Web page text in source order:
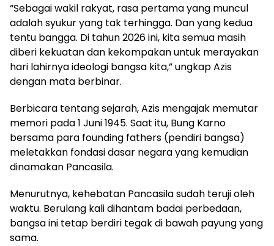
“Sebagai wakil rakyat, rasa pertama yang muncul
adalah syukur yang tak terhingga. Dan yang kedua
tentu bangga. Di tahun 2026 ini, kita semua masih
diberi kekuatan dan kekompakan untuk merayakan
hari lahirnya ideologi bangsa kita,” ungkap Azis
dengan mata berbinar.
Berbicara tentang sejarah, Azis mengajak memutar
memori pada 1 Juni 1945. Saat itu, Bung Karno
bersama para founding fathers (pendiri bangsa)
meletakkan fondasi dasar negara yang kemudian
dinamakan Pancasila.
Menurutnya, kehebatan Pancasila sudah teruji oleh
waktu. Berulang kali dihantam badai perbedaan,
bangsa ini tetap berdiri tegak di bawah payung yang
sama.